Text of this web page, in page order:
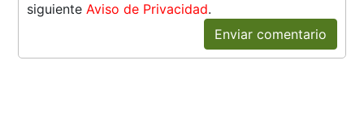
siguienteAviso de Privacidad.
Enviar comentario